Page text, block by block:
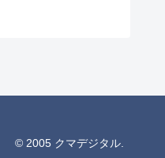
© 2005 クマデジタル.